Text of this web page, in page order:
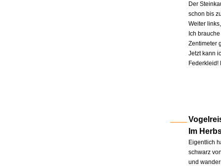
Der
schon bis
Weiter
Ich
Zentimeter
Jetzt kann
Im
Eigentlich
schwarz
und